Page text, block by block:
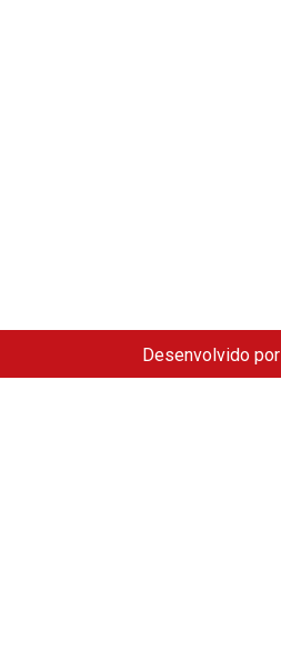
Desenvolvido por